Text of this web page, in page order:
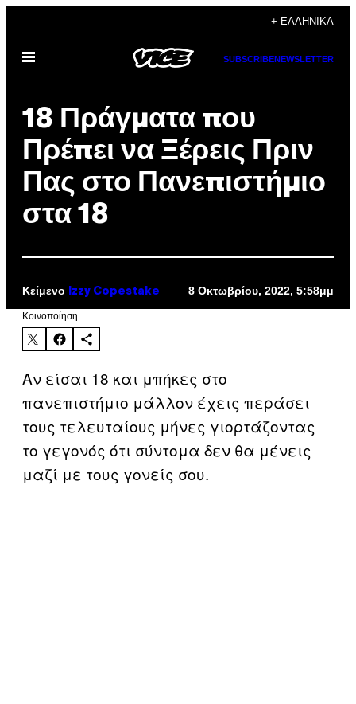
περιεχόμενο
+ ΕΛΛΗΝΙΚΆ
Ανοίξτε
SUBSCRIBENEWSLETTER
18 Πράγματα που
Πρέπει να Ξέρεις Πριν
Πας στο Πανεπιστήμιο
στα 18
Κείμενο Izzy Copestake 8 Οκτωβρίου, 2022, 5:58μμ
Kοινοποίηση
Αν είσαι 18 και μπήκες στο
πανεπιστήμιο μάλλον έχεις περάσει
τους τελευταίους μήνες γιορτάζοντας
το γεγονός ότι σύντομα δεν θα μένεις
μαζί με τους γονείς σου.